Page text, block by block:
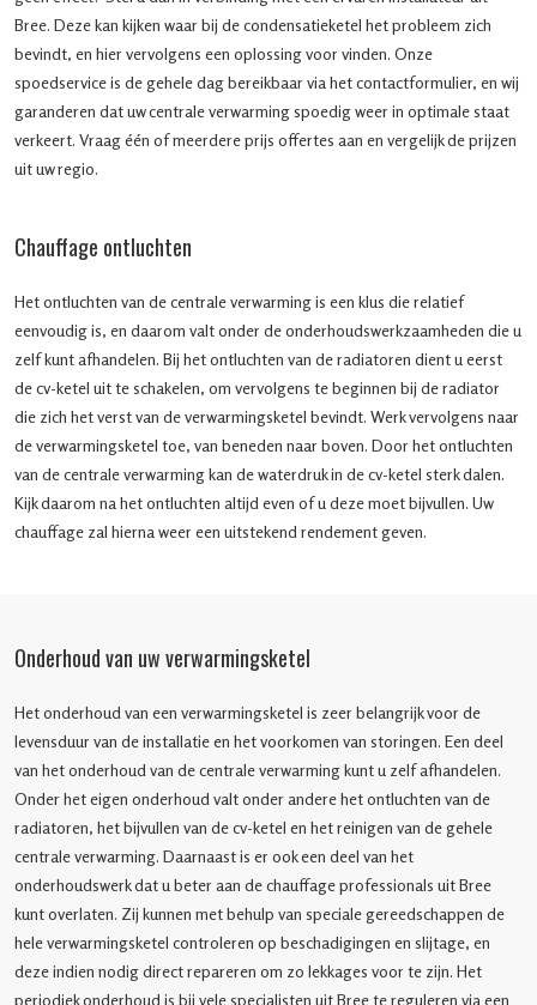
Bree. Deze kan kijken waar bij de condensatieketel het probleem zich
bevindt, en hier vervolgens een oplossing voor vinden. Onze
spoedservice is de gehele dag bereikbaar via het contactformulier, en wij
garanderen dat uw centrale verwarming spoedig weer in optimale staat
verkeert. Vraag één of meerdere prijs offertes aan en vergelijk de prijzen
uit uw regio.
Chauffage ontluchten
Het ontluchten van de centrale verwarming is een klus die relatief
eenvoudig is, en daarom valt onder de onderhoudswerkzaamheden die u
zelf kunt afhandelen. Bij het ontluchten van de radiatoren dient u eerst
de cv-ketel uit te schakelen, om vervolgens te beginnen bij de radiator
die zich het verst van de verwarmingsketel bevindt. Werk vervolgens naar
de verwarmingsketel toe, van beneden naar boven. Door het ontluchten
van de centrale verwarming kan de waterdruk in de cv-ketel sterk dalen.
Kijk daarom na het ontluchten altijd even of u deze moet bijvullen. Uw
chauffage zal hierna weer een uitstekend rendement geven.
Onderhoud van uw verwarmingsketel
Het onderhoud van een verwarmingsketel is zeer belangrijk voor de
levensduur van de installatie en het voorkomen van storingen. Een deel
van het onderhoud van de centrale verwarming kunt u zelf afhandelen.
Onder het eigen onderhoud valt onder andere het ontluchten van de
radiatoren, het bijvullen van de cv-ketel en het reinigen van de gehele
centrale verwarming. Daarnaast is er ook een deel van het
onderhoudswerk dat u beter aan de chauffage professionals uit Bree
kunt overlaten. Zij kunnen met behulp van speciale gereedschappen de
hele verwarmingsketel controleren op beschadigingen en slijtage, en
deze indien nodig direct repareren om zo lekkages voor te zijn. Het
periodiek onderhoud is bij vele specialisten uit Bree te reguleren via een